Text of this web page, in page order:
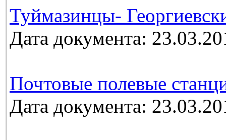
Туймазинцы-
Дата документа:
Почтовые полевые
Дата документа: